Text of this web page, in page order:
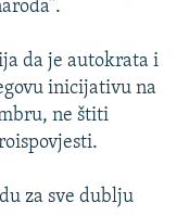
da je autokrata i
inicijativu na
ne štiti
za sve dublju